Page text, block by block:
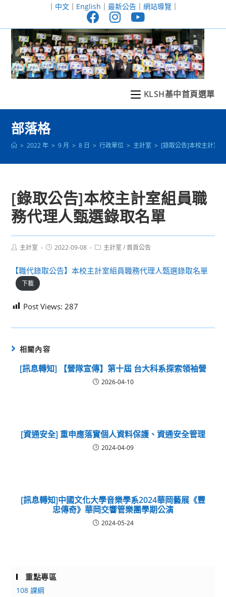
至
｜ 中文｜ English ｜ 最新公告｜ 網站導覽｜
KLSH基中首頁選單
部落格
> 2022 年 > 9 月 > 8 日 > 行政單位 > 主計室 > [錄取公告]本校主計室
[錄取公告]本校主計室組員職
務代理人甄選錄取名單
Post主計室
Post2022-09-08
Post主計室 / 首頁公告
【職代錄取公告】本校主計室組員職務代理人甄選錄取名單
下載
Post Views: 287
相關內容
[訊息轉知] 【營隊宣傳】第十屆 台大科系探索領袖營
2026-04-10
[資通安全] 重申應落實個人資料保護、資通安全管理
2024-04-09
[訊息轉知]中國文化大學音樂學系2024華岡藝展《豐
忠傳奇》華岡交響管樂團學期公演
2024-05-24
重點專區
108 課綱